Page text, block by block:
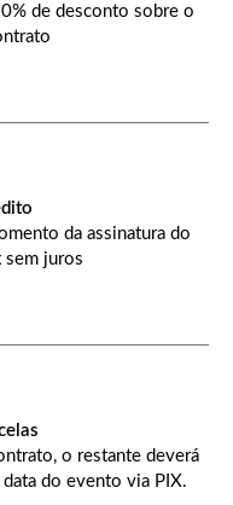
de desconto sobre o
da assinatura do
sem juros
o restante deverá
do evento via PIX.